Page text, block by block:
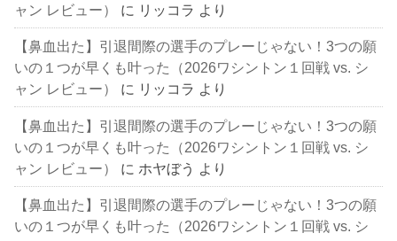
ャン レビュー）
に リッコラ より
【鼻血出た】引退間際の選手のプレーじゃない！3つの願
いの１つが早くも叶った（2026ワシントン１回戦 vs. シ
ャン レビュー）
に リッコラ より
【鼻血出た】引退間際の選手のプレーじゃない！3つの願
いの１つが早くも叶った（2026ワシントン１回戦 vs. シ
ャン レビュー）
に ホヤぼう より
【鼻血出た】引退間際の選手のプレーじゃない！3つの願
いの１つが早くも叶った（2026ワシントン１回戦 vs. シ